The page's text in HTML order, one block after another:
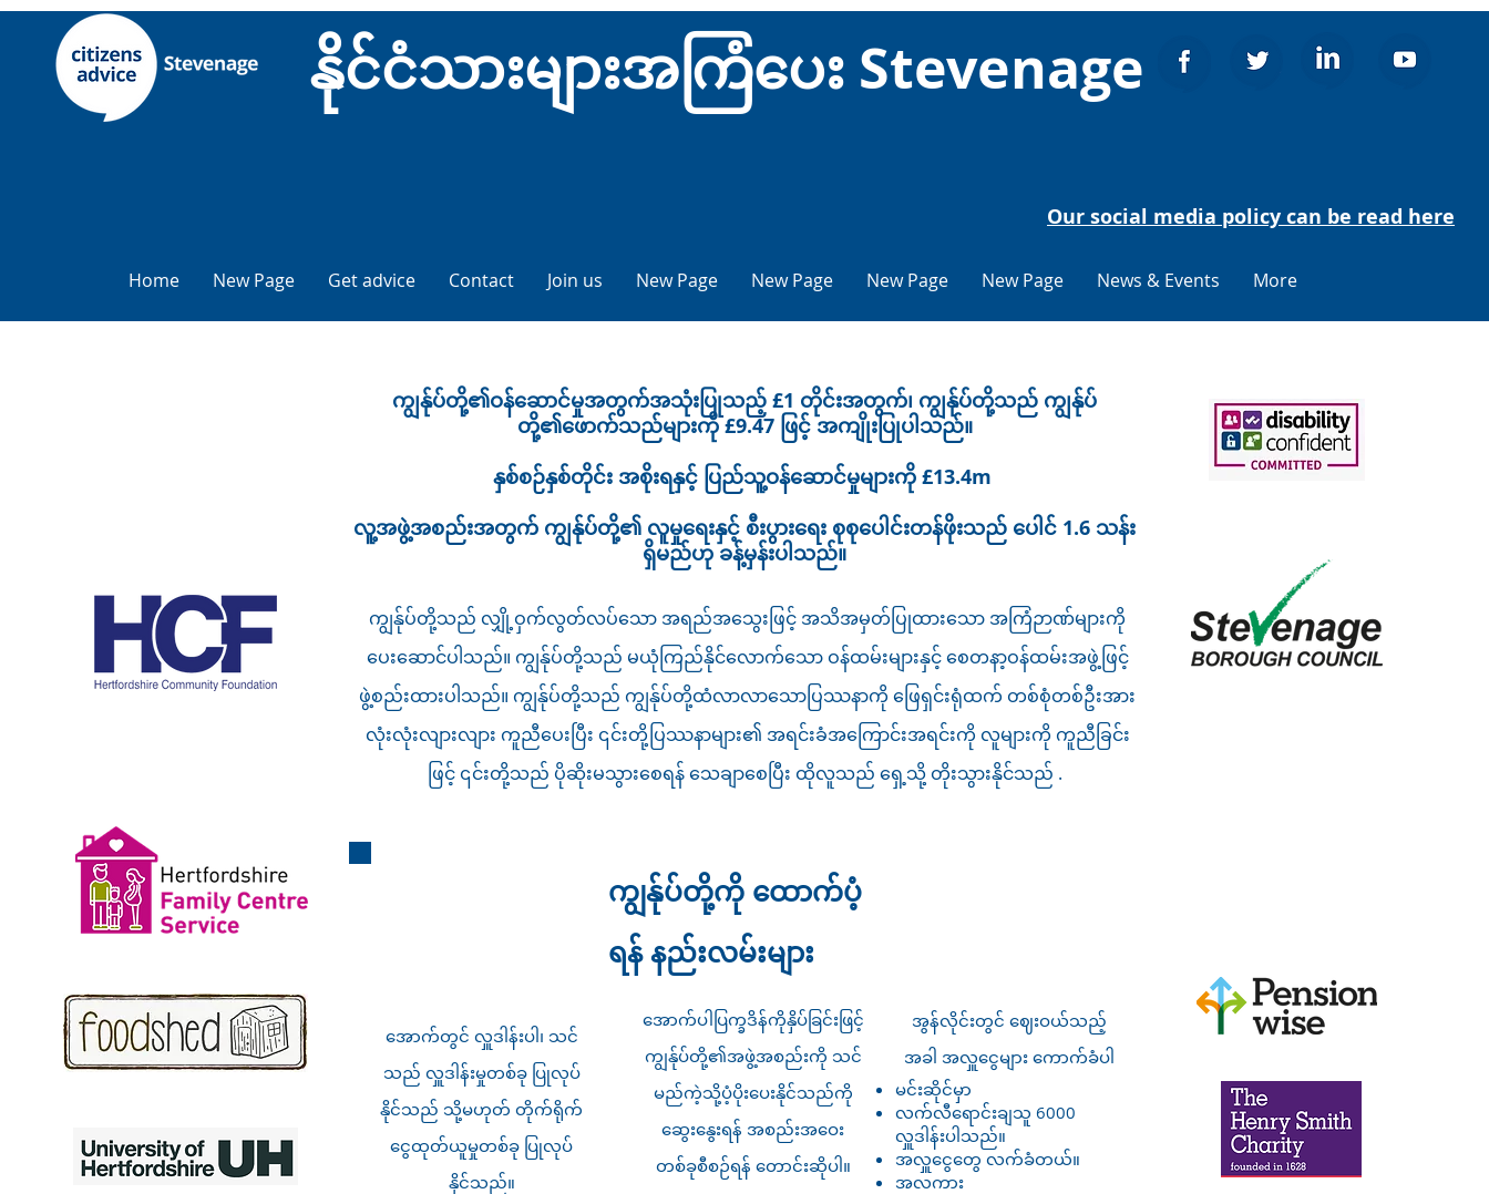
နိုင်ငံသားများအကြံပေး Stevenage
Our social media policy can be read here
Home New Page Get advice Contact Join us New Page New Page New Page New Page News & Events More
ကျွန်ုပ်တို့၏ဝန်ဆောင်မှုအတွက်အသုံးပြုသည့် £1 တိုင်းအတွက်၊ ကျွန်ုပ်တို့သည် ကျွန်ုပ်
တို့၏ဖောက်သည်များကို £9.47 ဖြင့် အကျိုးပြုပါသည်။
နှစ်စဉ်နှစ်တိုင်း အစိုးရနှင့် ပြည်သူ့ဝန်ဆောင်မှုများကို £13.4m
လူ့အဖွဲ့အစည်းအတွက် ကျွန်ုပ်တို့၏ လူမှုရေးနှင့် စီးပွားရေး စုစုပေါင်းတန်ဖိုးသည် ပေါင် 1.6 သန်း
ရှိမည်ဟု ခန့်မှန်းပါသည်။
ကျွန်ုပ်တို့သည် လျှို့ဝှက်လွတ်လပ်သော အရည်အသွေးဖြင့် အသိအမှတ်ပြုထားသော အကြံဉာဏ်များကို
ပေးဆောင်ပါသည်။ ကျွန်ုပ်တို့သည် မယုံကြည်နိုင်လောက်သော ဝန်ထမ်းများနှင့် စေတနာ့ဝန်ထမ်းအဖွဲ့ဖြင့်
ဖွဲ့စည်းထားပါသည်။ ကျွန်ုပ်တို့သည် ကျွန်ုပ်တို့ထံလာလာသောပြဿနာကို ဖြေရှင်းရုံထက် တစ်စုံတစ်ဦးအား
လုံးလုံးလျားလျား ကူညီပေးပြီး ၎င်းတို့ပြဿနာများ၏ အရင်းခံအကြောင်းအရင်းကို လူများကို ကူညီခြင်း
ဖြင့် ၎င်းတို့သည် ပိုဆိုးမသွားစေရန် သေချာစေပြီး ထိုလူသည် ရှေ့သို့ တိုးသွားနိုင်သည် .
ကျွန်ုပ်တို့ကို ထောက်ပံ့
ရန် နည်းလမ်းများ
အောက်တွင် လှူဒါန်းပါ၊ သင်
သည် လှူဒါန်းမှုတစ်ခု ပြုလုပ်
နိုင်သည် သို့မဟုတ် တိုက်ရိုက်
ငွေထုတ်ယူမှုတစ်ခု ပြုလုပ်
နိုင်သည်။
အောက်ပါပြက္ခဒိန်ကိုနှိပ်ခြင်းဖြင့်
ကျွန်ုပ်တို့၏အဖွဲ့အစည်းကို သင်
မည်ကဲ့သို့ပံ့ပိုးပေးနိုင်သည်ကို
ဆွေးနွေးရန် အစည်းအဝေး
တစ်ခုစီစဉ်ရန် တောင်းဆိုပါ။
အွန်လိုင်းတွင် ဈေးဝယ်သည့်
အခါ အလှူငွေများ ကောက်ခံပါ​
မင်းဆိုင်မှာ
လက်လီရောင်းချသူ 6000
လှူဒါန်းပါသည်။
အလှူငွေတွေ လက်ခံတယ်။
အလကား